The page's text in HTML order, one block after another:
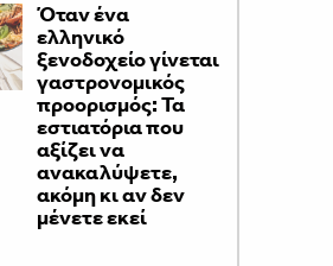
Όταν ένα
ελληνικό
ξενοδοχείο γίνεται
γαστρονομικός
προορισμός: Τα
εστιατόρια που
αξίζει να
ανακαλύψετε,
ακόμη κι αν δεν
μένετε εκεί